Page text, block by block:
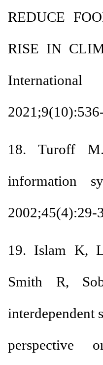
REDUCE
RISE IN
18. Turoff M.
information
2002;45(4):29-
19. Islam K,
Smith R,
interdependent
perspective